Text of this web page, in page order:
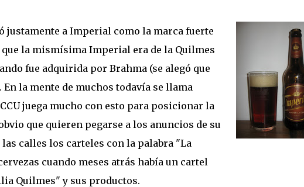
justamente a Imperial como la marca fuerte
la mismísima Imperial era de la Quilmes
fue adquirida por Brahma (se alegó que
la mente de muchos todavía se llama
juega mucho con esto para posicionar la
que quieren pegarse a los anuncios de su
calles los carteles con la palabra "La
cuando meses atrás había un cartel
Quilmes" y sus productos.